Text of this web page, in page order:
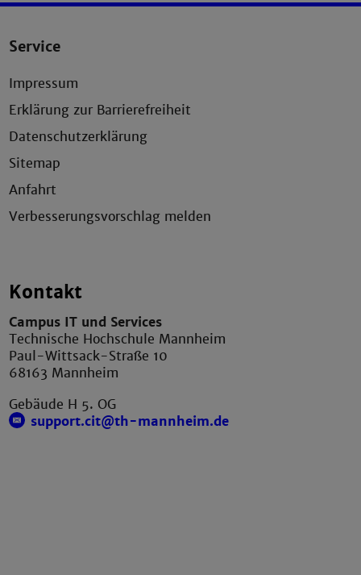
Service
Impressum
Erklärung zur Barrierefreiheit
Datenschutzerklärung
Sitemap
Anfahrt
Verbesserungsvorschlag melden
Kontakt
Campus IT und Services
Technische Hochschule Mannheim
Paul-Wittsack-Straße 10
68163 Mannheim
Gebäude H 5. OG
support.cit@th-mannheim.de